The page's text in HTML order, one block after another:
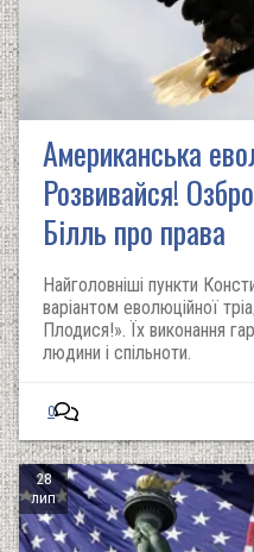
Американська
Розвивайся!
Білль про права
Найголовніші пункти
варіантом еволюційної
Плодися!». Їх виконання
людини і спільноти.
0
28
лип